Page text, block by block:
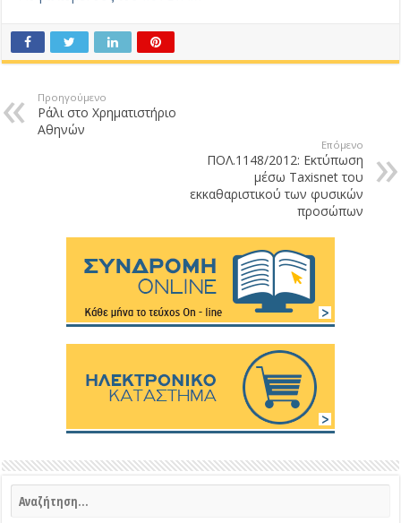
Προηγούμενο
Ράλι στο Χρηματιστήριο
Αθηνών
Επόμενο
ΠΟΛ.1148/2012: Εκτύπωση
μέσω Taxisnet του
εκκαθαριστικού των φυσικών
προσώπων